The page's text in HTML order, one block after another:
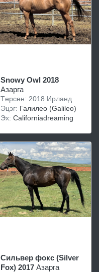
Snowy Owl 2018
Азарга
Төрсөн: 2018 Ирланд
Эцэг: Галилео (Galileo)
Эх: Californiadreaming
Сильвер фокс (Silver
Fox) 2017 Азарга